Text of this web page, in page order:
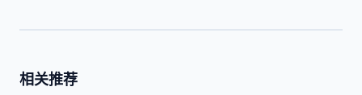
相关推荐